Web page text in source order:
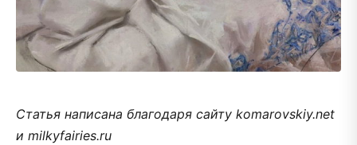
Статья написана благодаря сайту komarovskiy.net
и milkyfairies.ru